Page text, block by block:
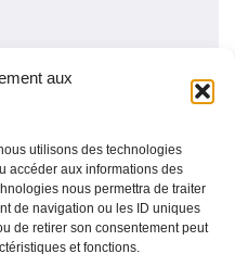
aux
utilisons des technologies
accéder aux informations des
nous permettra de traiter
de navigation ou les ID uniques
de retirer son consentement peut
et fonctions.
photos
de confidentialité
Saint-Victurnien